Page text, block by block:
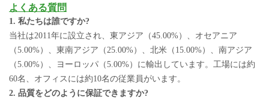
よくある質問
1. 私たちは誰ですか?
当社は2011年に設立され、東アジア（45.00%）、オセアニア
（5.00%）、東南アジア（25.00%）、北米（15.00%）、南アジア
（5.00%）、ヨーロッパ（5.00%）に輸出しています。工場には約
60名、オフィスには約10名の従業員がいます。
2. 品質をどのように保証できますか?